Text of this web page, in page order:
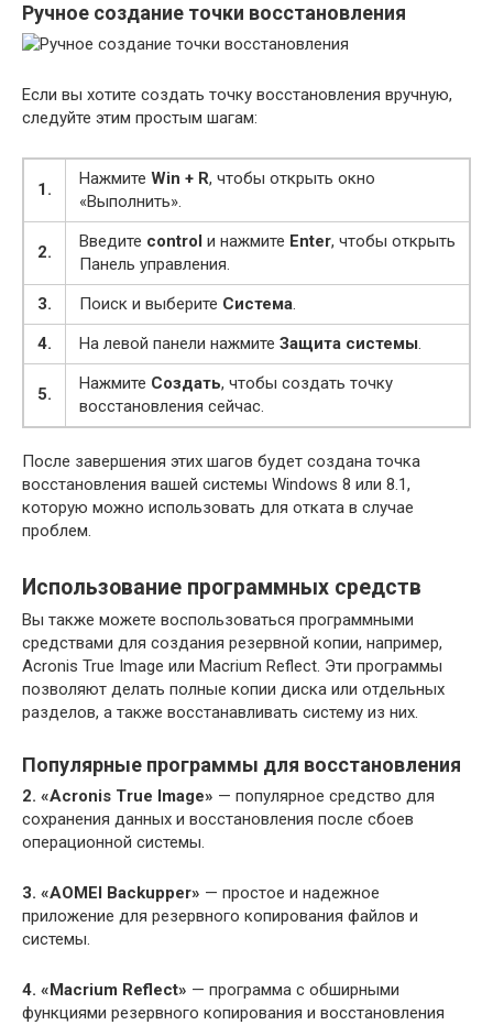
Ручное создание точки восстановления
Если вы хотите создать точку восстановления вручную,
следуйте этим простым шагам:
1.
Нажмите Win + R, чтобы открыть окно
«Выполнить».
2.
Введите control и нажмите Enter, чтобы открыть
Панель управления.
3.
Поиск и выберите Система.
4.
На левой панели нажмите Защита системы.
5.
Нажмите Создать, чтобы создать точку
восстановления сейчас.
После завершения этих шагов будет создана точка
восстановления вашей системы Windows 8 или 8.1,
которую можно использовать для отката в случае
проблем.
Использование программных средств
Вы также можете воспользоваться программными
средствами для создания резервной копии, например,
Acronis True Image или Macrium Reflect. Эти программы
позволяют делать полные копии диска или отдельных
разделов, а также восстанавливать систему из них.
Популярные программы для восстановления
2. «Acronis True Image» — популярное средство для
сохранения данных и восстановления после сбоев
операционной системы.
3. «AOMEI Backupper» — простое и надежное
приложение для резервного копирования файлов и
системы.
4. «Macrium Reflect» — программа с обширными
функциями резервного копирования и восстановления